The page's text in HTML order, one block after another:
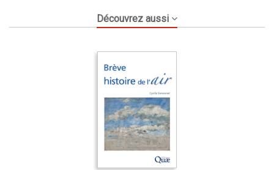
Découvrez aussi